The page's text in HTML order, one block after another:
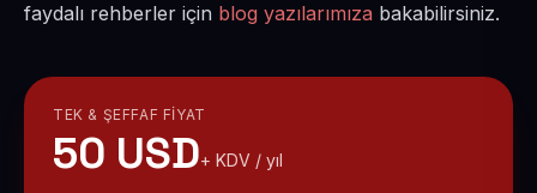
faydalı rehberler için blog yazılarımıza bakabilirsiniz.
TEK & ŞEFFAF FIYAT
50 USD+ KDV / yıl